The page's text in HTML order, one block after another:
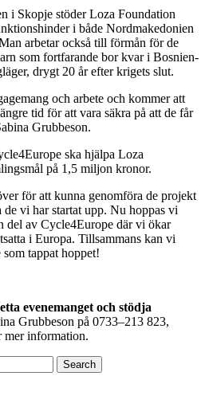
i Skopje stöder Loza Foundation
i både Nordmakedonien
arbetar också till förmån för de
som fortfarande bor kvar i Bosnien-
drygt 20 år efter krigets slut.
och arbete och kommer att
tid för att vara säkra på att de får
Grubbeson.
ska hjälpa Loza
på 1,5 miljon kronor.
för att kunna genomföra de projekt
vi har startat upp. Nu hoppas vi
del av Cycle4Europe där vi ökar
i Europa. Tillsammans kan vi
tappat hoppet!
evenemanget och stödja
Grubbeson på 0733–213 823,
mer information.
Search